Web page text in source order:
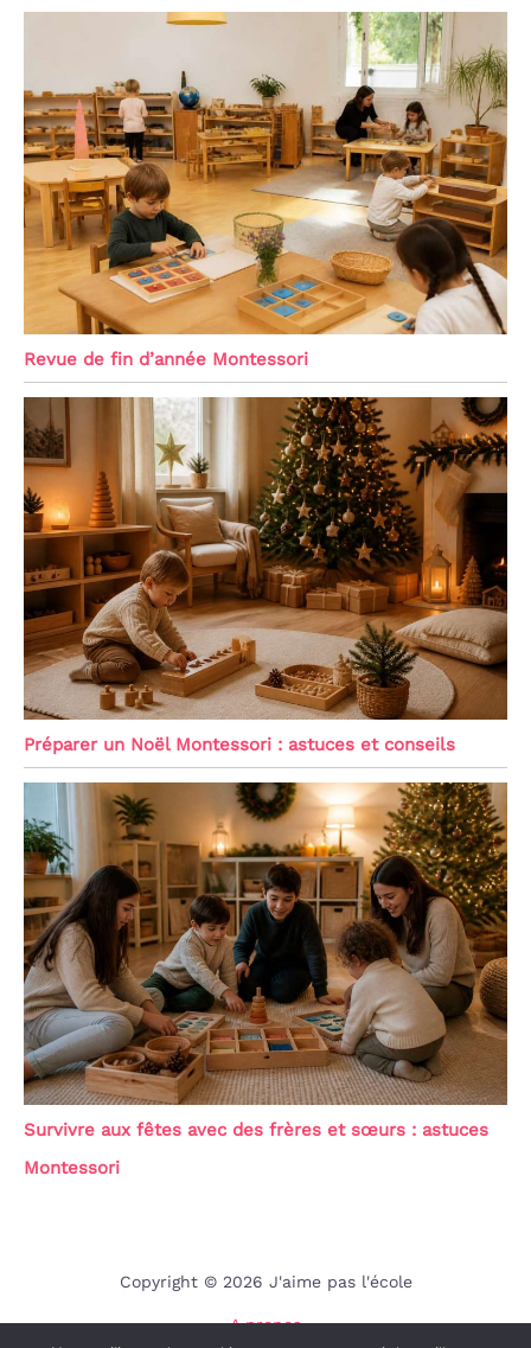
Revue de fin d’année Montessori
Préparer un Noël Montessori : astuces et conseils
Survivre aux fêtes avec des frères et sœurs : astuces
Montessori
Copyright © 2026 J'aime pas l'école
A propos